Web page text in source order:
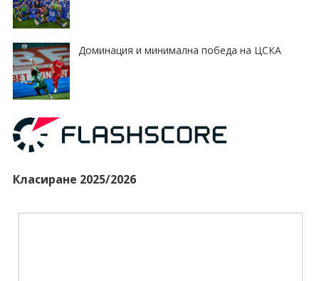
Доминация и минимална победа на ЦСКА
Класиране 2025/2026